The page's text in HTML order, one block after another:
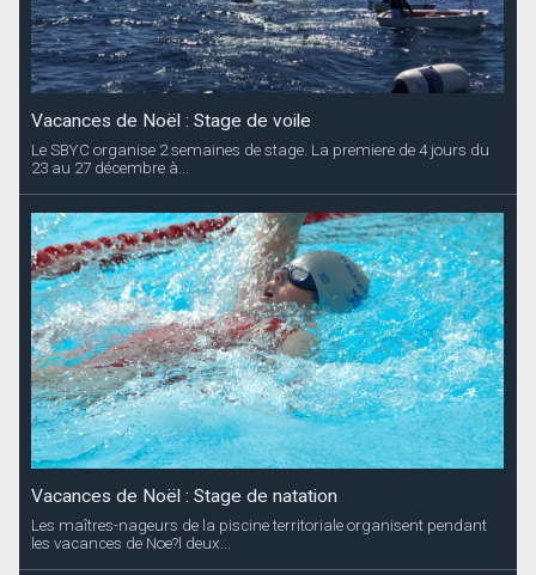
Vacances de Noël : Stage de voile
Le SBYC organise 2 semaines de stage. La premiere de 4 jours du
23 au 27 décembre à...
Vacances de Noël : Stage de natation
Les maîtres-nageurs de la piscine territoriale organisent pendant
les vacances de Noe?l deux...